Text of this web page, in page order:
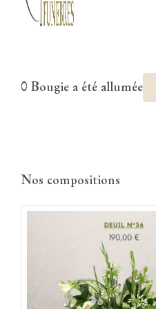
0 Bougie a été allumée
Nos compositions